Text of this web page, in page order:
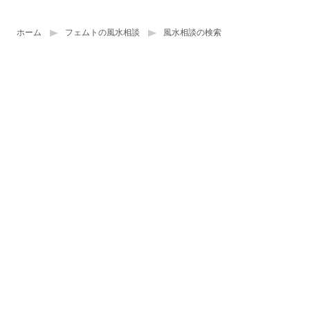
ホーム フェムトの風水相談 風水相談の検索